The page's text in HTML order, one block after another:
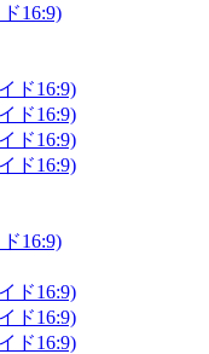
16:9)
ド16:9)
ド16:9)
ド16:9)
ド16:9)
16:9)
ド16:9)
ド16:9)
ド16:9)